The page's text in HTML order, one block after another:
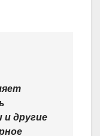
и другие